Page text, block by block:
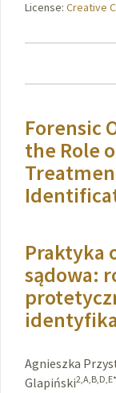
License: Creative
Forensic
the Role
Praktyka
sądowa:
Agnieszka
Glapiński2,A,B,D,E*